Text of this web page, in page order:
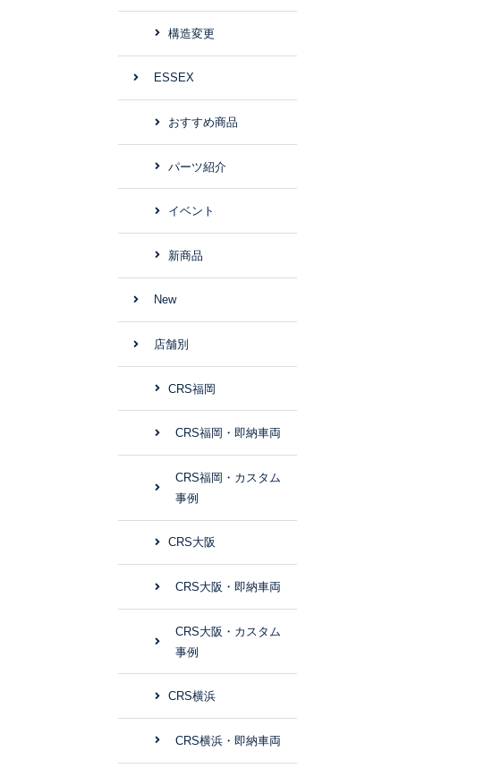
構造変更
ESSEX
おすすめ商品
パーツ紹介
イベント
新商品
New
店舗別
CRS福岡
CRS福岡・即納車両
CRS福岡・カスタム
事例
CRS大阪
CRS大阪・即納車両
CRS大阪・カスタム
事例
CRS横浜
CRS横浜・即納車両